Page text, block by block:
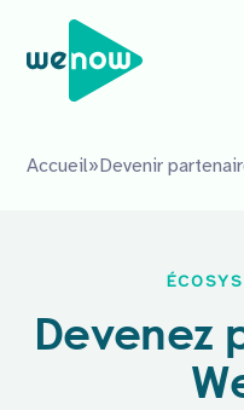
Accueil»Devenir
Devenez